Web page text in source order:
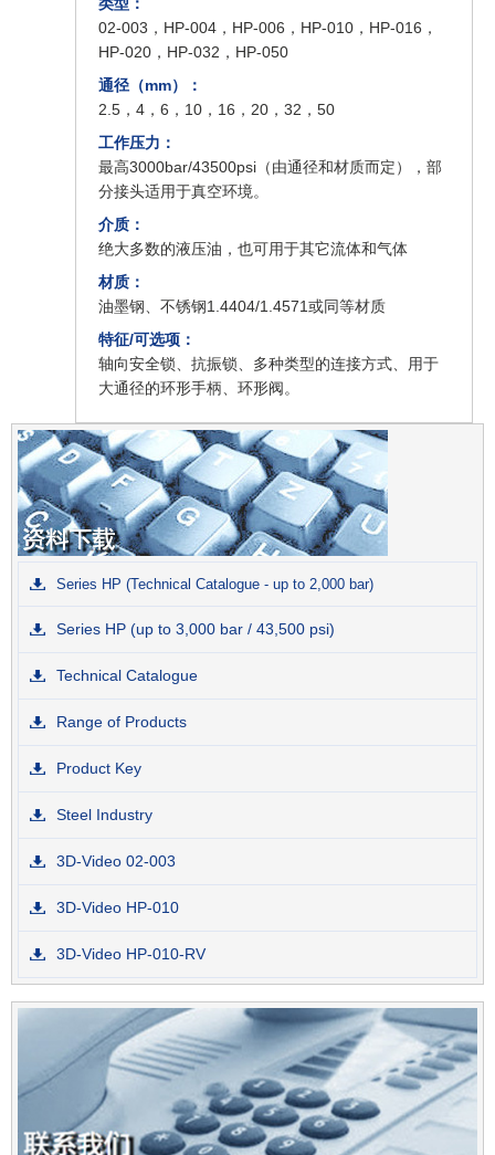
02-003，HP-004，HP-006，HP-010，HP-016，
HP-020，HP-032，HP-050
通径（mm）：
2.5，4，6，10，16，20，32，50
工作压力：
最高3000bar/43500psi（由通径和材质而定），部
分接头适用于真空环境。
介质：
绝大多数的液压油，也可用于其它流体和气体
材质：
油墨钢、不锈钢1.4404/1.4571或同等材质
特征/可选项：
轴向安全锁、抗振锁、多种类型的连接方式、用于
大通径的环形手柄、环形阀。
Series HP (Technical Catalogue - up to 2,000 bar)
Series HP (up to 3,000 bar / 43,500 psi)
Technical Catalogue
Range of Products
Product Key
Steel Industry
3D-Video 02-003
3D-Video HP-010
3D-Video HP-010-RV